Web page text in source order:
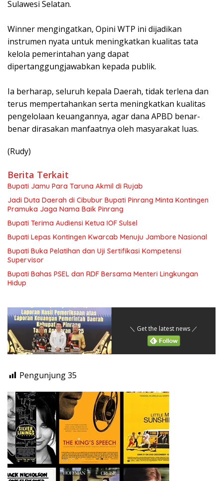
Sulawesi Selatan.
Winner mengingatkan, Opini WTP ini dijadikan
instrumen nyata untuk meningkatkan kualitas tata
kelola pemerintahan yang dapat
dipertanggungjawabkan kepada publik.
Ia berharap, seluruh kepala Daerah, tidak terlena dan
terus mempertahankan serta meningkatkan kualitas
pengelolaan keuangannya, agar dana APBD benar-
benar dirasakan manfaatnya oleh masyarakat luas.
(Rudy)
Berita Terkait
Bupati Jamu Para Taruna Akmil di Rujab
Jadi Duta Daerah di Cibubur Bupati Pinrang Minta Kontingen
Pramuka Jaga Nama Baik Pinrang
Bupati Terima Audiensi Ketua IOF Sulsel
Bupati Lepas Kontingen Kwarcab Menuju Jambore Nasional
Bupati Buka Pelatihan dan Uji Sertifikasi Kompetensi
Supervisor
Bupati Bahas PSEL dan RDF Bersama Menteri Lingkungan
Hidup
＼ Get the latest news ／
Pengunjung35